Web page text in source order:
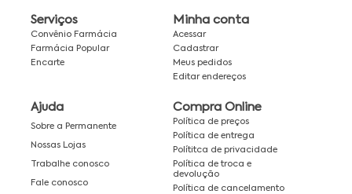
Serviços
Convênio Farmácia
Farmácia Popular
Encarte
Minha conta
Acessar
Cadastrar
Meus pedidos
Editar endereços
Ajuda
Sobre a Permanente
Nossas Lojas
Trabalhe conosco
Fale conosco
Compra Online
Política de preços
Política de entrega
Polítitca de privacidade
Política de troca e
devolução
Política de cancelamento